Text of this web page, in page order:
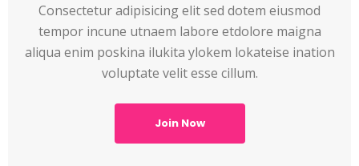
Consectetur adipisicing elit sed dotem eiusmod
tempor incune utnaem labore etdolore maigna
aliqua enim poskina ilukita ylokem lokateise ination
voluptate velit esse cillum.
Join Now